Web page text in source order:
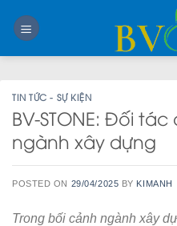
TIN TỨC - SỰ KIỆN
​BV-STONE: Đối
ngành xây dựng​
POSTED ON 29/04/2025 BY KIMANH
Trong bối cảnh ngành xây